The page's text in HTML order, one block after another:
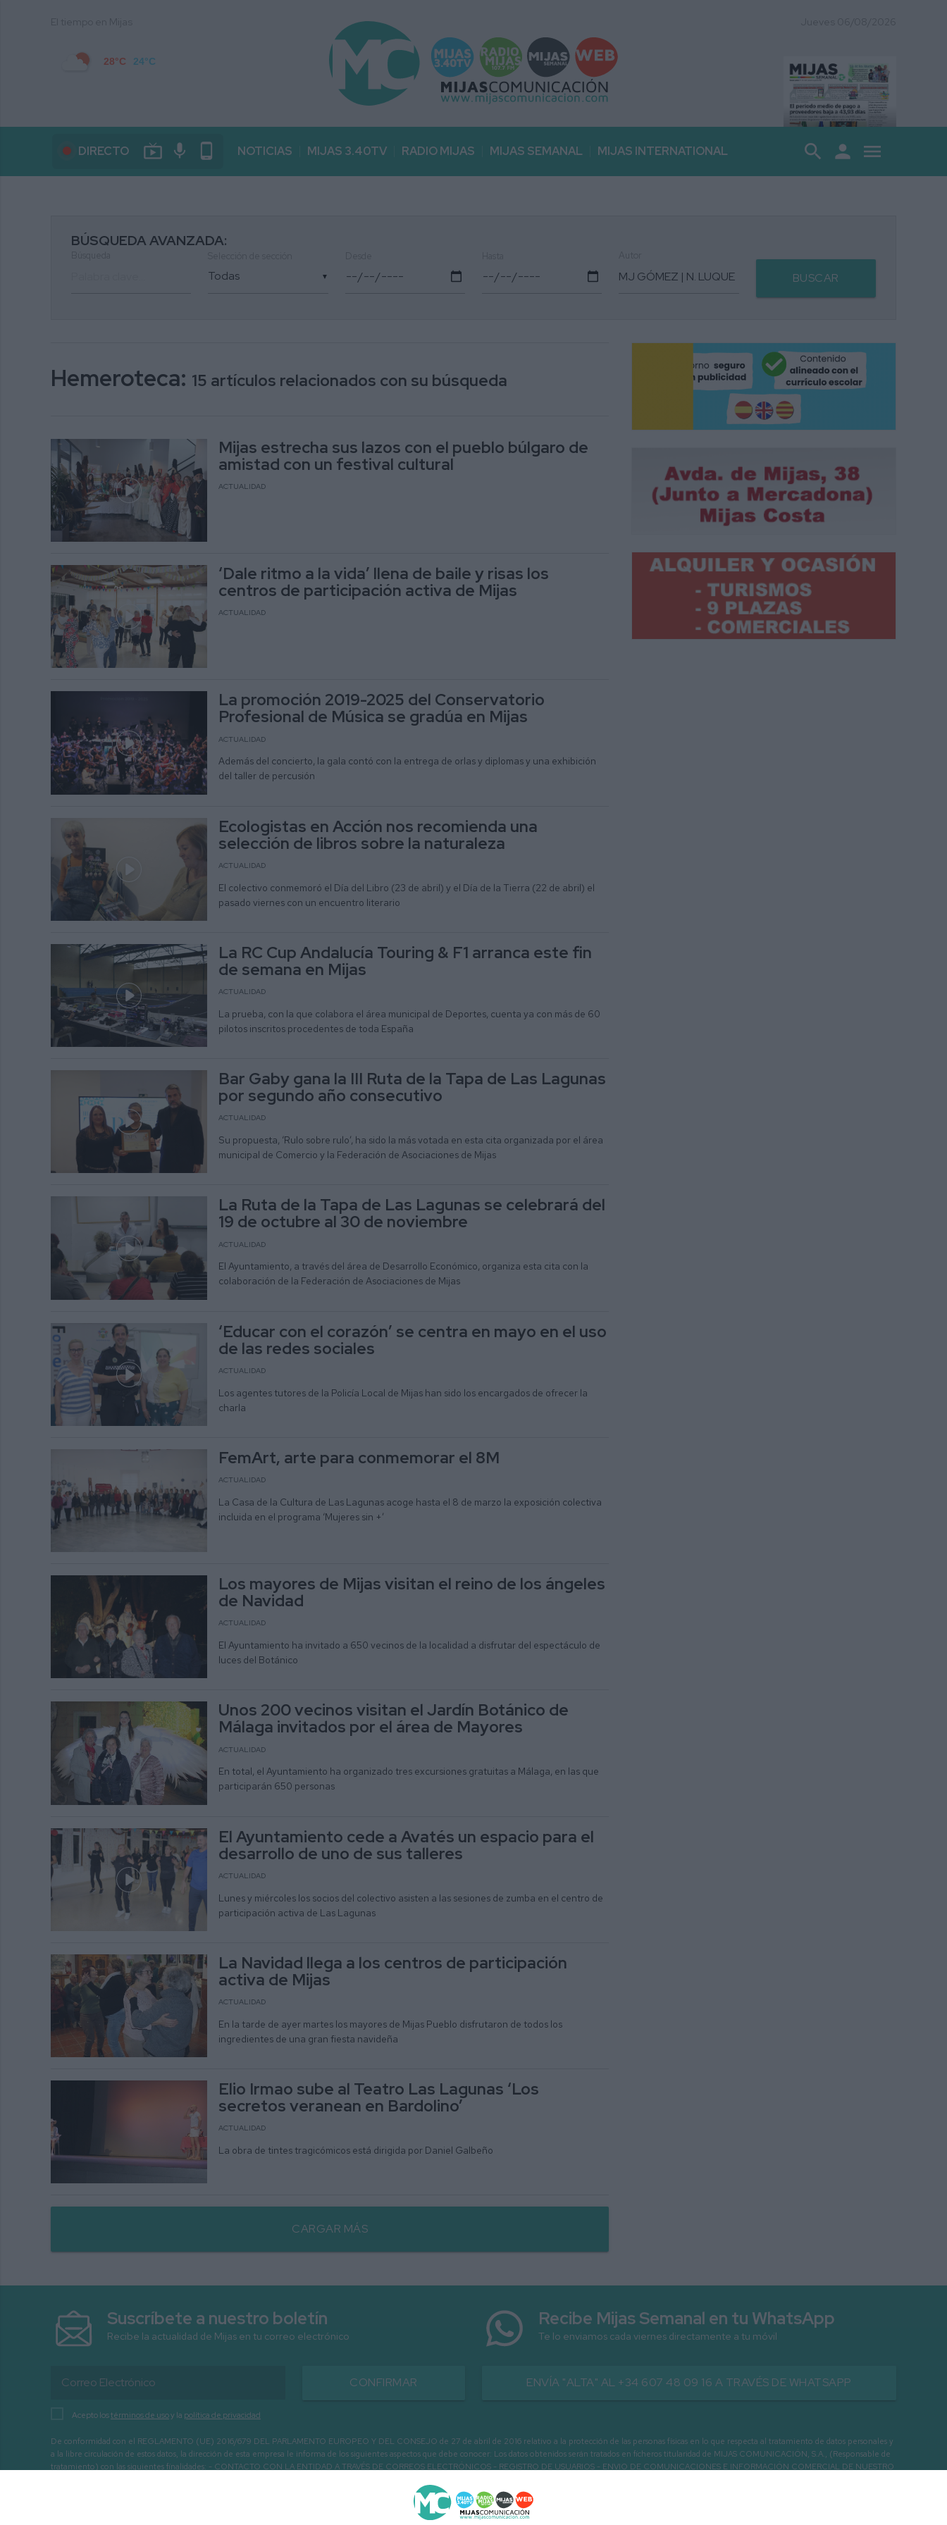
28°C 24°C
DIRECTO live_tv mic phone_android NOTICIAS MIJAS 3.40TV RADIO MIJAS MIJAS SEMANAL MIJAS INTERNATIONAL search person menu
BÚSQUEDA AVANZADA:
▼ BUSCAR
Hemeroteca: 15 artículos relacionados con su búsqueda
Mijas estrecha sus lazos con el pueblo búlgaro de
amistad con un festival cultural
ACTUALIDAD
‘Dale ritmo a la vida’ llena de baile y risas los
centros de participación activa de Mijas
ACTUALIDAD
La promoción 2019-2025 del Conservatorio
Profesional de Música se gradúa en Mijas
ACTUALIDAD
Además del concierto, la gala contó con la entrega de orlas y diplomas y una exhibición
del taller de percusión
Ecologistas en Acción nos recomienda una
selección de libros sobre la naturaleza
ACTUALIDAD
El colectivo conmemoró el Día del Libro (23 de abril) y el Día de la Tierra (22 de abril) el
pasado viernes con un encuentro literario
La RC Cup Andalucía Touring & F1 arranca este fin
de semana en Mijas
ACTUALIDAD
La prueba, con la que colabora el área municipal de Deportes, cuenta ya con más de 60
pilotos inscritos procedentes de toda España
Bar Gaby gana la III Ruta de la Tapa de Las Lagunas
por segundo año consecutivo
ACTUALIDAD
Su propuesta, ‘Rulo sobre rulo’, ha sido la más votada en esta cita organizada por el área
municipal de Comercio y la Federación de Asociaciones de Mijas
La Ruta de la Tapa de Las Lagunas se celebrará del
19 de octubre al 30 de noviembre
ACTUALIDAD
El Ayuntamiento, a través del área de Desarrollo Económico, organiza esta cita con la
colaboración de la Federación de Asociaciones de Mijas
‘Educar con el corazón’ se centra en mayo en el uso
de las redes sociales
ACTUALIDAD
Los agentes tutores de la Policía Local de Mijas han sido los encargados de ofrecer la
charla
FemArt, arte para conmemorar el 8M
ACTUALIDAD
La Casa de la Cultura de Las Lagunas acoge hasta el 8 de marzo la exposición colectiva
incluida en el programa ‘Mujeres sin +’
Los mayores de Mijas visitan el reino de los ángeles
de Navidad
ACTUALIDAD
El Ayuntamiento ha invitado a 650 vecinos de la localidad a disfrutar del espectáculo de
luces del Botánico
Unos 200 vecinos visitan el Jardín Botánico de
Málaga invitados por el área de Mayores
ACTUALIDAD
En total, el Ayuntamiento ha organizado tres excursiones gratuitas a Málaga, en las que
participarán 650 personas
El Ayuntamiento cede a Avatés un espacio para el
desarrollo de uno de sus talleres
ACTUALIDAD
Lunes y miércoles los socios del colectivo asisten a las sesiones de zumba en el centro de
participación activa de Las Lagunas
La Navidad llega a los centros de participación
activa de Mijas
ACTUALIDAD
En la tarde de ayer martes los mayores de Mijas Pueblo disfrutaron de todos los
ingredientes de una gran fiesta navideña
Elio Irmao sube al Teatro Las Lagunas ‘Los
secretos veranean en Bardolino’
ACTUALIDAD
La obra de tintes tragicómicos está dirigida por Daniel Galbeño
CARGAR MÁS
Suscríbete a nuestro boletín
Recibe la actualidad de Mijas en tu correo electrónico
CONFIRMAR
Acepto lostérminos de usoy la política de privacidad
Recibe Mijas Semanal en tu WhatsApp
Te lo enviamos cada viernes directamente a tu móvil
ENVÍA "ALTA" AL +34 607 48 09 16 A TRAVÉS DE WHATSAPP
De conformidad con el REGLAMENTO (UE) 2016/679 DEL PARLAMENTO EUROPEO Y DEL CONSEJO de 27 de abril de 2016 relativo a la protección de las personas físicas en lo que respecta al tratamiento de datos personales y
a la libre circulación de estos datos, la dirección de esta empresa le informa de los siguientes aspectos que debe conocer: Los datos obtenidos serán tratados en ficheros titularidad de MIJAS COMUNICACIÓN, S.A., (Responsable de
tratamiento) con las siguientes finalidades: - CONTACTO CON LA ENTIDAD A TRAVÉS DE CORREOS ELECTRÓNICOS - REGISTRO DE USUARIOS - ENVIO DE COMUNICACIONES E INFORMACIÓN COMERCIAL DE NUESTRO